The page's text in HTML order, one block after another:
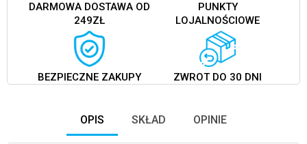
DARMOWA DOSTAWA OD
249ZŁ
PUNKTY
LOJALNOŚCIOWE
BEZPIECZNE ZAKUPY ZWROT DO 30 DNI
OPIS SKŁAD OPINIE